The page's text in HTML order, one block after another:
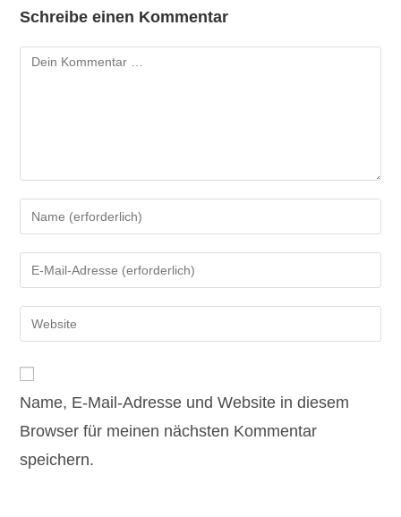
Schreibe einen Kommentar
Kommentar
Gib
deinen
Namen
oder
zum
Kommentieren
ein
Gib
deine
E-
Mail-
Kommentieren
Gib
deine
URL
ein
(optional)
Name, E-Mail-Adresse und Website in diesem
Browser für meinen nächsten Kommentar
speichern.